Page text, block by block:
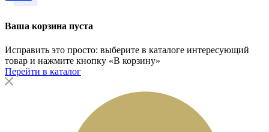
Ваша корзина пуста
Исправить это просто: выберите в каталоге интересующий
товар и нажмите кнопку «В корзину»
Перейти в каталог